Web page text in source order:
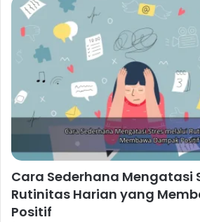
Cara Sederhana Mengatasi
Rutinitas Harian yang
Positif